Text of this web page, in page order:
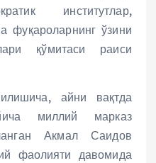
институтлар,
фуқароларнинг ўзини
қўмитаси раиси
айни вақтда
миллий марказ
Акмал Саидов
фаолияти давомида